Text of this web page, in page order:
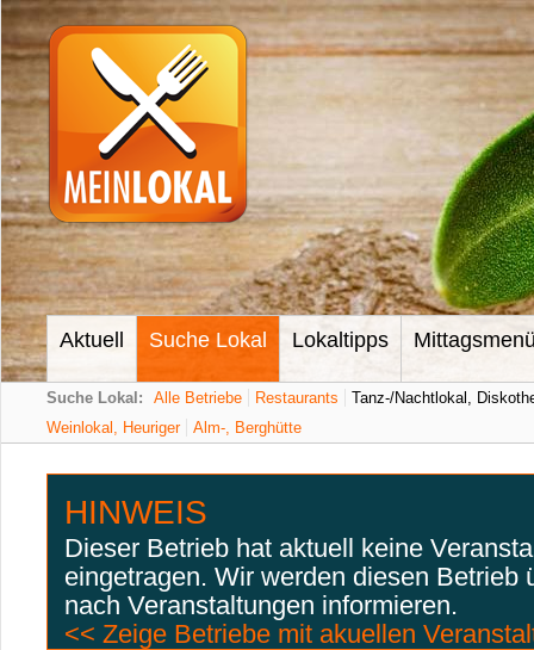
Aktuell Suche Lokal Lokaltipps
Suche Lokal: Alle Betriebe Restaurants
Tanz-/Nachtlokal,
Weinlokal, Heuriger
Alm-, Berghütte
HINWEIS
Dieser Betrieb hat aktuell keine
eingetragen. Wir werden diesen Betrieb
nach Veranstaltungen informieren.
<< Zeige Betriebe mit akuellen